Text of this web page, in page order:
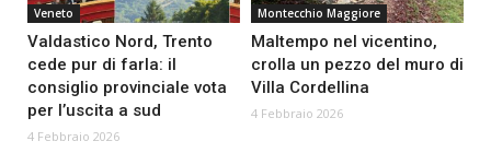
Veneto
Valdastico Nord, Trento
cede pur di farla: il
consiglio provinciale vota
per l’uscita a sud
4 Febbraio 2026
Montecchio Maggiore
Maltempo nel vicentino,
crolla un pezzo del muro di
Villa Cordellina
4 Febbraio 2026